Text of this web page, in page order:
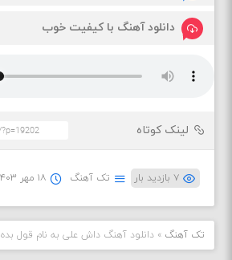
دانلود آهنگ با کیفیت خوب
لینک کوتاه
۷ بازدید بار تک آهنگ ۱۸ مهر ۱۴۰۳
تک آهنگ »دانلود آهنگ داش علی به نام قول بده